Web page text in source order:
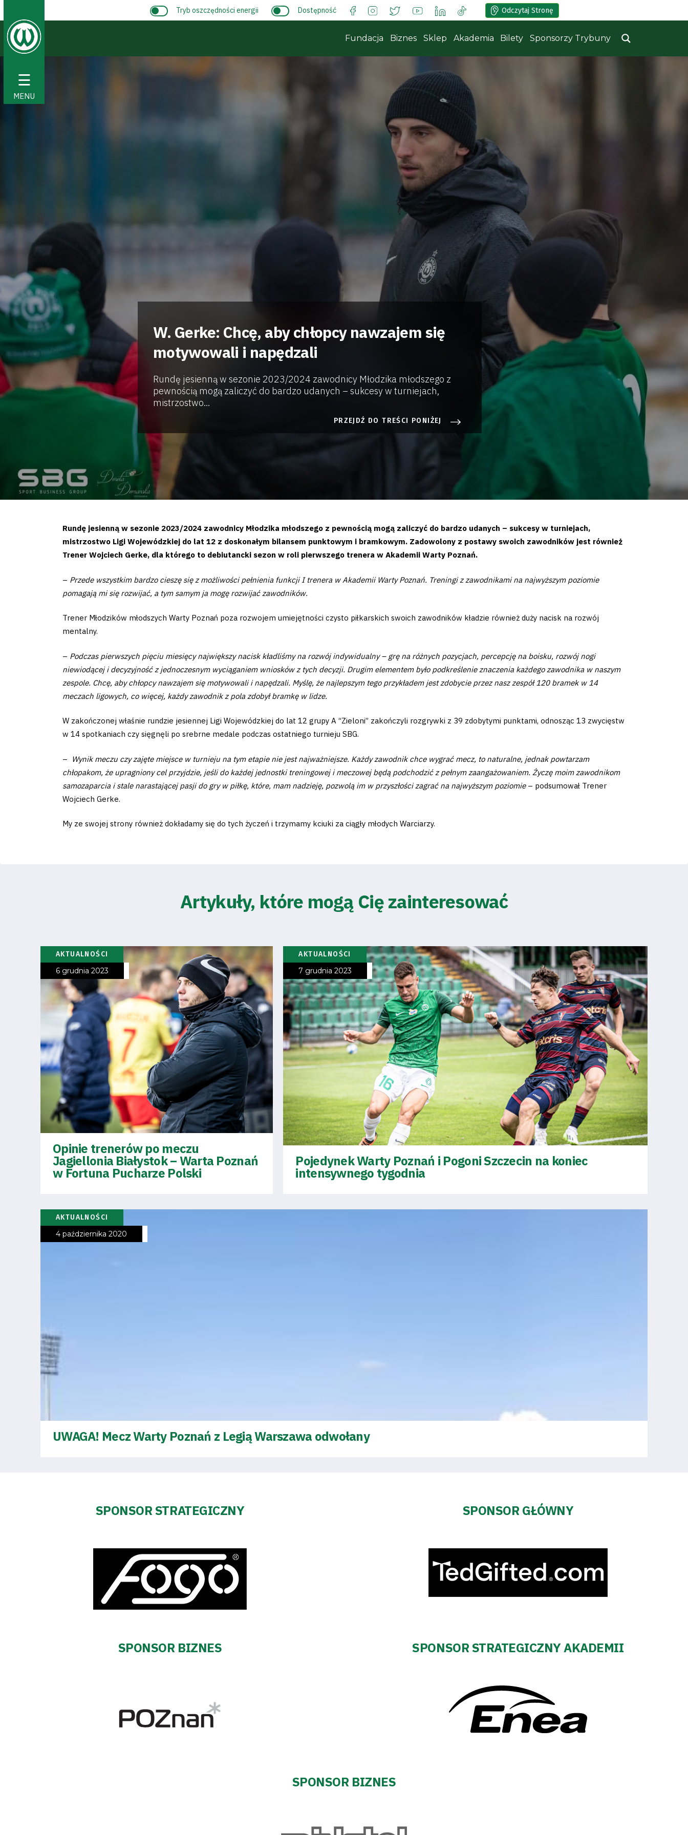
☰
MENU
terminarz
zespół
Futbol
Akademia
Aktualności
Warta
Fundacja
Sklep
Sponsorzy
Polityka
prywatności
Aleja
Warciarzy
pośredników
transakcyjnych
Tryb oszczędności energii Dostępność Odczytaj Stronę
Fundacja Biznes Sklep Akademia Bilety Sponsorzy Trybuny
W. Gerke: Chcę, aby chłopcy nawzajem się
motywowali i napędzali
Rundę jesienną w sezonie 2023/2024 zawodnicy Młodzika młodszego z
pewnością mogą zaliczyć do bardzo udanych – sukcesy w turniejach,
mistrzostwo...
PRZEJDŹ DO TREŚCI PONIŻEJ
Rundę jesienną w sezonie 2023/2024 zawodnicy Młodzika młodszego z pewnością mogą zaliczyć do bardzo udanych – sukcesy w turniejach,
mistrzostwo Ligi Wojewódzkiej do lat 12 z doskonałym bilansem punktowym i bramkowym. Zadowolony z postawy swoich zawodników jest również
Trener Wojciech Gerke, dla którego to debiutancki sezon w roli pierwszego trenera w Akademii Warty Poznań.
– Przede wszystkim bardzo cieszę się z możliwości pełnienia funkcji I trenera w Akademii Warty Poznań. Treningi z zawodnikami na najwyższym poziomie
pomagają mi się rozwijać, a tym samym ja mogę rozwijać zawodników.
Trener Młodzików młodszych Warty Poznań poza rozwojem umiejętności czysto piłkarskich swoich zawodników kładzie również duży nacisk na rozwój
mentalny.
– Podczas pierwszych pięciu miesięcy największy nacisk kładliśmy na rozwój indywidualny – grę na różnych pozycjach, percepcję na boisku, rozwój nogi
niewiodącej i decyzyjność z jednoczesnym wyciąganiem wniosków z tych decyzji. Drugim elementem było podkreślenie znaczenia każdego zawodnika w naszym
zespole. Chcę, aby chłopcy nawzajem się motywowali i napędzali. Myślę, że najlepszym tego przykładem jest zdobycie przez nasz zespół 120 bramek w 14
meczach ligowych, co więcej, każdy zawodnik z pola zdobył bramkę w lidze.
W zakończonej właśnie rundzie jesiennej Ligi Wojewódzkiej do lat 12 grupy A “Zieloni” zakończyli rozgrywki z 39 zdobytymi punktami, odnosząc 13 zwycięstw
w 14 spotkaniach czy sięgnęli po srebrne medale podczas ostatniego turnieju SBG.
– Wynik meczu czy zajęte miejsce w turnieju na tym etapie nie jest najważniejsze. Każdy zawodnik chce wygrać mecz, to naturalne, jednak powtarzam
chłopakom, że upragniony cel przyjdzie, jeśli do każdej jednostki treningowej i meczowej będą podchodzić z pełnym zaangażowaniem. Życzę moim zawodnikom
samozaparcia i stale narastającej pasji do gry w piłkę, które, mam nadzieję, pozwolą im w przyszłości zagrać na najwyższym poziomie– podsumował Trener
Wojciech Gerke.
My ze swojej strony również dokładamy się do tych życzeń i trzymamy kciuki za ciągły młodych Warciarzy.
Artykuły, które mogą Cię zainteresować
AKTUALNOŚCI
6 grudnia 2023
Opinie trenerów po meczu
Jagiellonia Białystok – Warta Poznań
w Fortuna Pucharze Polski
AKTUALNOŚCI
7 grudnia 2023
Pojedynek Warty Poznań i Pogoni Szczecin na koniec
intensywnego tygodnia
AKTUALNOŚCI
4 października 2020
UWAGA! Mecz Warty Poznań z Legią Warszawa odwołany
SPONSOR STRATEGICZNY SPONSOR GŁÓWNY
SPONSOR BIZNES SPONSOR STRATEGICZNY AKADEMII
SPONSOR BIZNES